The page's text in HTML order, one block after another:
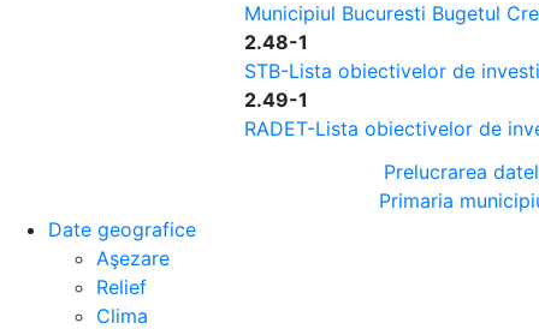
Municipiul Bucuresti Bugetul
2.48-1
STB-Lista obiectivelor de
2.49-1
RADET-Lista obiectivelor de
Prelucrarea
Primaria
Date geografice
Aşezare
Relief
Clima